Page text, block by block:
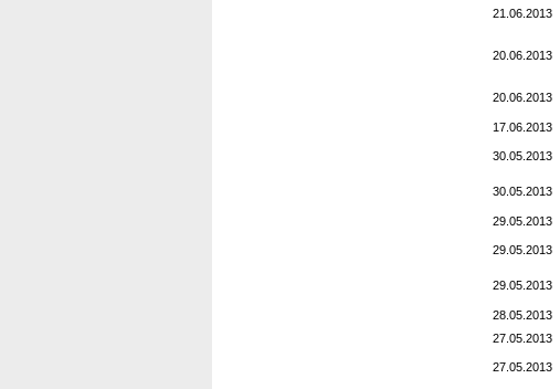
21.06.2013
20.06.2013
20.06.2013
17.06.2013
30.05.2013
30.05.2013
29.05.2013
29.05.2013
29.05.2013
28.05.2013
27.05.2013
27.05.2013